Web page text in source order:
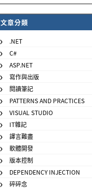
文章分類
.NET
C#
ASP.NET
寫作與出版
閱讀筆記
PATTERNS AND PRACTICES
VISUAL STUDIO
IT雜記
譯言難盡
軟體開發
版本控制
DEPENDENCY INJECTION
碎碎念